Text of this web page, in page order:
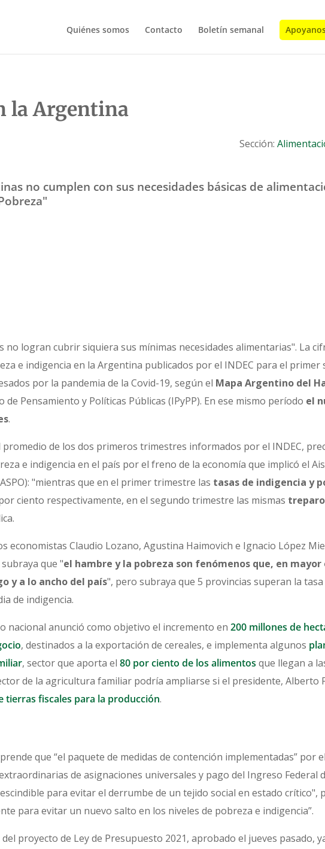
Quiénes somos Contacto Boletín semanal
la Argentina
Sección:
no cumplen con sus necesidades básicas de
no logran cubrir siquiera sus mínimas necesidades alimentarias". La
e indigencia en la Argentina publicados por el INDEC para el primer
por la pandemia de la Covid-19, según el Mapa Argentino del
Pensamiento y Políticas Públicas (IPyPP). En ese mismo período el
.
de los dos primeros trimestres informados por el INDEC,
e indigencia en el país por el freno de la economía que implicó el
"mientras que en el primer trimestre las tasas de indigencia y
ciento respectivamente, en el segundo trimestre las mismas
economistas Claudio Lozano, Agustina Haimovich e Ignacio López
que "el hambre y la pobreza son fenómenos que, en mayor
y a lo ancho del país", pero subraya que 5 provincias superan la tasa
de indigencia.
nacional anunció como objetivo el incremento en 200 millones de
, destinados a la exportación de cereales, e implementa algunos
, sector que aporta el 80 por ciento de los alimentos que llegan a
de la agricultura familiar podría ampliarse si el presidente, Alberto
tierras fiscales para la producción.
que “el paquete de medidas de contención implementadas” por
de asignaciones universales y pago del Ingreso Federal
para evitar el derrumbe de un tejido social en estado crítico",
para evitar un nuevo salto en los niveles de pobreza e indigencia”.
proyecto de Ley de Presupuesto 2021, aprobado el jueves pasado,